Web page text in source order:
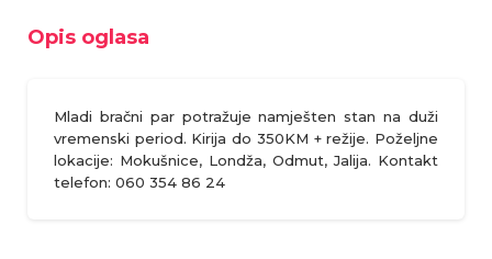
Opis oglasa
Mladi bračni par potražuje namješten stan na duži
vremenski period. Kirija do 350KM + režije. Poželjne
lokacije: Mokušnice, Londža, Odmut, Jalija. Kontakt
telefon: 060 354 86 24